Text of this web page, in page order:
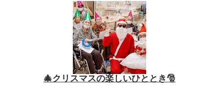
🎄クリスマスの楽しいひととき🎅